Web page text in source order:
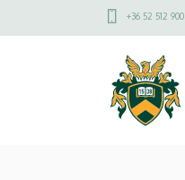
Vasárnapi
a
Felső
menü
+36 52 512 900